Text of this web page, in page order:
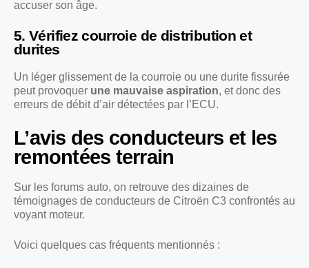
accuser son âge.
5. Vérifiez courroie de distribution et
durites
Un léger glissement de la courroie ou une durite fissurée
peut provoquer une mauvaise aspiration, et donc des
erreurs de débit d’air détectées par l’ECU.
L’avis des conducteurs et les
remontées terrain
Sur les forums auto, on retrouve des dizaines de
témoignages de conducteurs de Citroën C3 confrontés au
voyant moteur.
Voici quelques cas fréquents mentionnés :